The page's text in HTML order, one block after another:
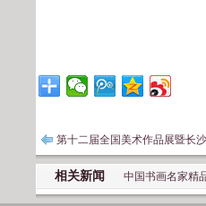
第十二届全国美术作品展暨长
相关新闻 中国书画名家精